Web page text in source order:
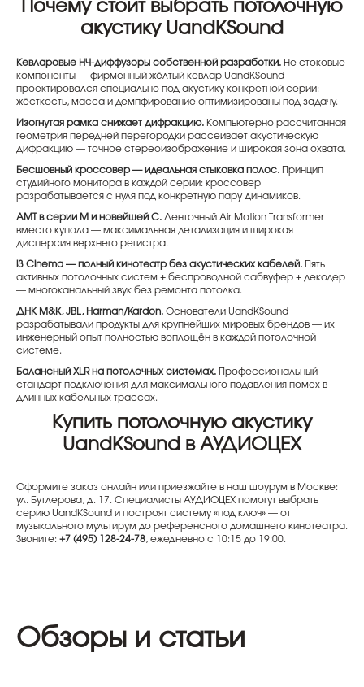
Почему стоит выбрать потолочную
акустику UandKSound
Кевларовые НЧ-диффузоры собственной разработки. Не стоковые
компоненты — фирменный жёлтый кевлар UandKSound
проектировался специально под акустику конкретной серии:
жёсткость, масса и демпфирование оптимизированы под задачу.
Изогнутая рамка снижает дифракцию. Компьютерно рассчитанная
геометрия передней перегородки рассеивает акустическую
дифракцию — точное стереоизображение и широкая зона охвата.
Бесшовный кроссовер — идеальная стыковка полос. Принцип
студийного монитора в каждой серии: кроссовер
разрабатывается с нуля под конкретную пару динамиков.
AMT в серии M и новейшей C. Ленточный Air Motion Transformer
вместо купола — максимальная детализация и широкая
дисперсия верхнего регистра.
i3 Cinema — полный кинотеатр без акустических кабелей. Пять
активных потолочных систем + беспроводной сабвуфер + декодер
— многоканальный звук без ремонта потолка.
ДНК M&K, JBL, Harman/Kardon. Основатели UandKSound
разрабатывали продукты для крупнейших мировых брендов — их
инженерный опыт полностью воплощён в каждой потолочной
системе.
Балансный XLR на потолочных системах. Профессиональный
стандарт подключения для максимального подавления помех в
длинных кабельных трассах.
Купить потолочную акустику
UandKSound в АУДИОЦЕХ
Оформите заказ онлайн или приезжайте в наш шоурум в Москве:
ул. Бутлерова, д. 17. Специалисты АУДИОЦЕХ помогут выбрать
серию UandKSound и построят систему «под ключ» — от
музыкального мультирум до референсного домашнего кинотеатра.
Звоните: +7 (495) 128-24-78, ежедневно с 10:15 до 19:00.
Обзоры и статьи